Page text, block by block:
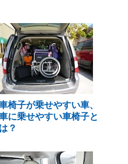
椅子が乗せやすい車、
に乗せやすい車椅子と
は？